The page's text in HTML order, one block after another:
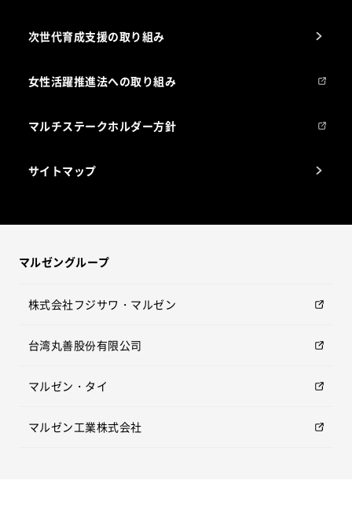
次世代育成支援の取り組み
女性活躍推進法への取り組み
マルチステークホルダー方針
サイトマップ
マルゼングループ
株式会社フジサワ・マルゼン
台湾丸善股份有限公司
マルゼン・タイ
マルゼン工業株式会社